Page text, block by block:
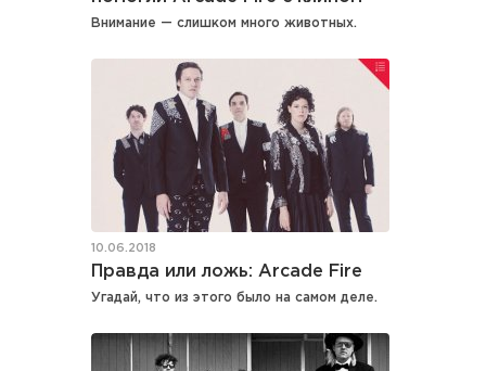
Внимание — слишком много животных.
10.06.2018
Правда или ложь: Arcade Fire
Угадай, что из этого было на самом деле.